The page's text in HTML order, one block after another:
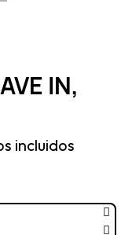
IN,
incluidos